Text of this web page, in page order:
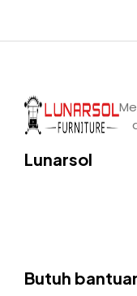
Lunarsol
Butuh